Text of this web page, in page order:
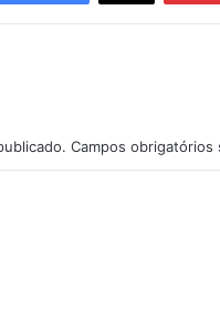
Campos obrigatórios